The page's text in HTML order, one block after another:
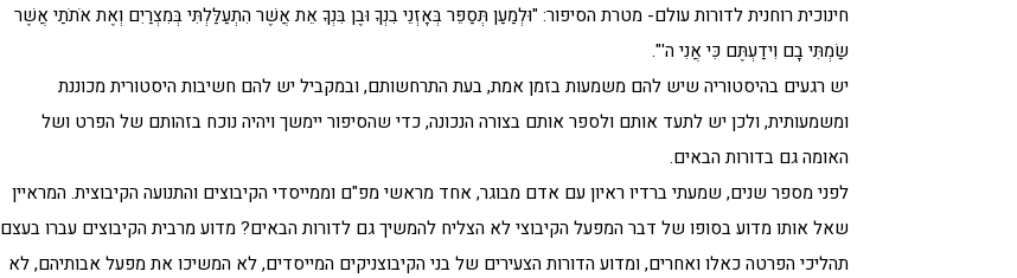
חינוכית רוחנית לדורות עולם- מטרת הסיפור: "וּלְמַעַן תְּסַפֵּר בְּאָזְנֵי בִנְךָ וּבֶן בִּנְךָ אֵת אֲשֶׁר הִתְעַלַּלְתִּי בְּמִצְרַיִם וְאֶת אֹתֹתַי אֲשֶׁר
שַׂמְתִּי בָם וִידַעְתֶּם כִּי אֲנִי ה'".
יש רגעים בהיסטוריה שיש להם משמעות בזמן אמת, בעת התרחשותם, ובמקביל יש להם חשיבות היסטורית מכוננת
ומשמעותית, ולכן יש לתעד אותם ולספר אותם בצורה הנכונה, כדי שהסיפור יימשך ויהיה נוכח בזהותם של הפרט ושל
האומה גם בדורות הבאים.
לפני מספר שנים, שמעתי ברדיו ראיון עם אדם מבוגר, אחד מראשי מפ"ם וממייסדי הקיבוצים והתנועה הקיבוצית. המראיין
שאל אותו מדוע בסופו של דבר המפעל הקיבוצי לא הצליח להמשיך גם לדורות הבאים? מדוע מרבית הקיבוצים עברו בעצם
תהליכי הפרטה כאלו ואחרים, ומדוע הדורות הצעירים של בני הקיבוצניקים המייסדים, לא המשיכו את מפעל אבותיהם, לא